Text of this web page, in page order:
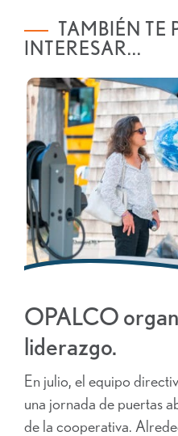
TAMBIÉN TE
INTERESAR...
OPALCO
liderazgo.
En julio, el equipo
una jornada de puertas
de la cooperativa.